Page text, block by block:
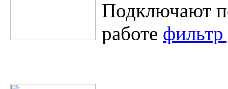
Подключают
работе